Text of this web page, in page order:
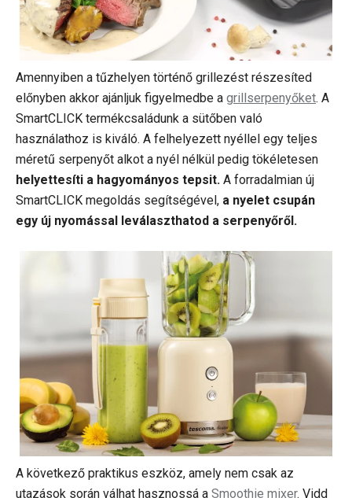
Amennyiben a tűzhelyen történő grillezést részesíted
előnyben akkor ajánljuk figyelmedbe a grillserpenyőket. A
SmartCLICK termékcsaládunk a sütőben való
használathoz is kiváló. A felhelyezett nyéllel egy teljes
méretű serpenyőt alkot a nyél nélkül pedig tökéletesen
helyettesíti a hagyományos tepsit. A forradalmian új
SmartCLICK megoldás segítségével, a nyelet csupán
egy új nyomással leválaszthatod a serpenyőről.
A következő praktikus eszköz, amely nem csak az
utazások során válhat hasznossá a Smoothie mixer. Vidd